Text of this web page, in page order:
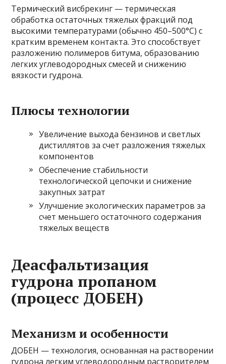
Термический висбрекинг — термическая
обработка остаточных тяжелых фракций под
высокими температурами (обычно 450–500°C) с
кратким временем контакта. Это способствует
разложению полимеров битума, образованию
легких углеводородных смесей и снижению
вязкости гудрона.
Плюсы технологии
Увеличение выхода бензинов и светлых
дистиллятов за счет разложения тяжелых
компонентов
Обеспечение стабильности
технологической цепочки и снижение
закупных затрат
Улучшение экологических параметров за
счет меньшего остаточного содержания
тяжелых веществ
Деасфальтизация
гудрона пропаном
(процесс ДОБЕН)
Механизм и особенности
ДОБЕН — технология, основанная на растворении
гудрона легким углеводородным растворителем